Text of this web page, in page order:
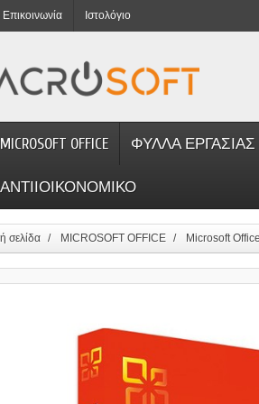
Επικοινωνία Ιστολόγιο
MICROSOFT OFFICE ΦΥΛΛΑ ΕΡΓΑΣΙΑΣ
ΑΝΤΙΙΟΙΚΟΝΟΜΙΚΟ
σελίδα MICROSOFT OFFICE Microsoft